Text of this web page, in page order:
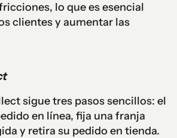
lo que es esencial
clientes y aumentar las
sigue tres pasos sencillos: el
en línea, fija una franja
y retira su pedido en tienda.